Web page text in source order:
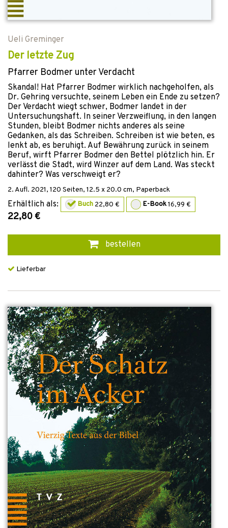
Ueli Greminger
Der letzte Zug
Pfarrer Bodmer unter Verdacht
Skandal! Hat Pfarrer Bodmer wirklich nachgeholfen, als
Dr. Gehring versuchte, seinem Leben ein Ende zu setzen?
Der Verdacht wiegt schwer, Bodmer landet in der
Untersuchungshaft. In seiner Verzweiflung, in den langen
Stunden, bleibt Bodmer nichts anderes als seine
Gedanken, als das Schreiben. Schreiben ist wie beten, es
lenkt ab, es beruhigt. Auf Bewährung zurück in seinem
Beruf, wirft Pfarrer Bodmer den Bettel plötzlich hin. Er
verlässt die Stadt, wird Winzer auf dem Land. Was steckt
dahinter? Was verschweigt er?
2. Aufl. 2021, 120 Seiten, 12.5 x 20.0 cm, Paperback
Erhältlich als: Buch 22,80 € E-Book16,99 €
22,80 €
bestellen
Lieferbar